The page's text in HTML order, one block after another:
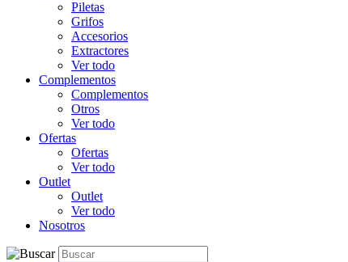
Piletas
Grifos
Accesorios
Extractores
Ver todo
Complementos
Complementos
Otros
Ver todo
Ofertas
Ofertas
Ver todo
Outlet
Outlet
Ver todo
Nosotros